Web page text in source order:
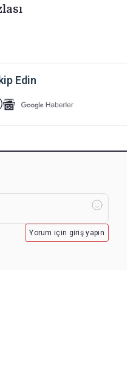
Edin
Yorum için giriş yapın